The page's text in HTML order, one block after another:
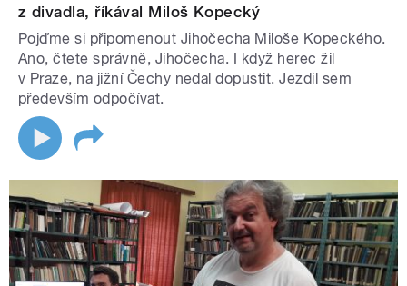
z divadla, říkával Miloš Kopecký
Pojďme si připomenout Jihočecha Miloše Kopeckého.
Ano, čtete správně, Jihočecha. I když herec žil
v Praze, na jižní Čechy nedal dopustit. Jezdil sem
především odpočívat.